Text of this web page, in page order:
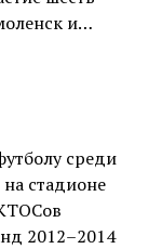
и…
среди
стадионе
2012–2014